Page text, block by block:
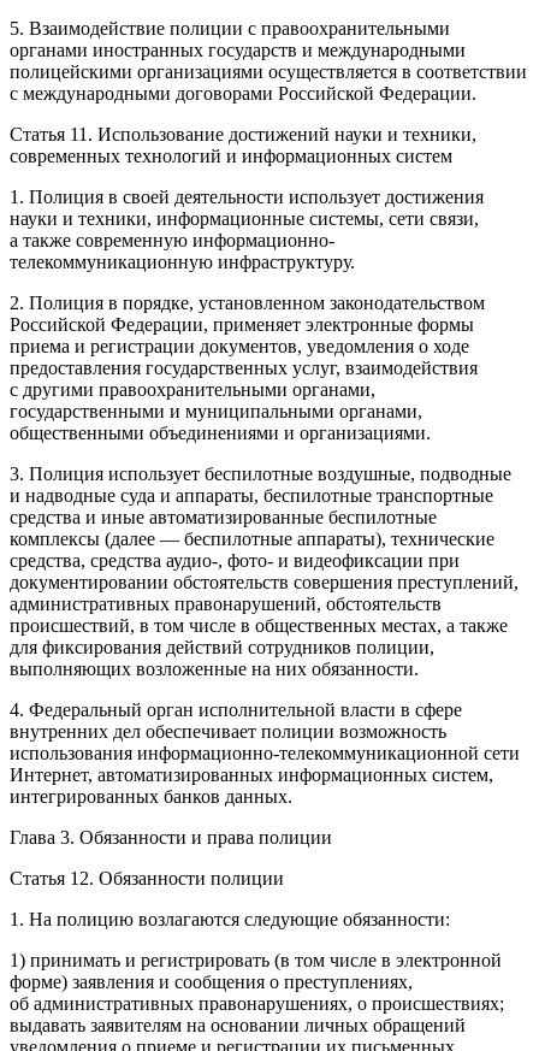
5. Взаимодействие полиции с правоохранительными
органами иностранных государств и международными
полицейскими организациями осуществляется в соответствии
с международными договорами Российской Федерации.
Статья 11. Использование достижений науки и техники,
современных технологий и информационных систем
1. Полиция в своей деятельности использует достижения
науки и техники, информационные системы, сети связи,
а также современную информационно-
телекоммуникационную инфраструктуру.
2. Полиция в порядке, установленном законодательством
Российской Федерации, применяет электронные формы
приема и регистрации документов, уведомления о ходе
предоставления государственных услуг, взаимодействия
с другими правоохранительными органами,
государственными и муниципальными органами,
общественными объединениями и организациями.
3. Полиция использует беспилотные воздушные, подводные
и надводные суда и аппараты, беспилотные транспортные
средства и иные автоматизированные беспилотные
комплексы (далее — беспилотные аппараты), технические
средства, средства аудио-, фото- и видеофиксации при
документировании обстоятельств совершения преступлений,
административных правонарушений, обстоятельств
происшествий, в том числе в общественных местах, а также
для фиксирования действий сотрудников полиции,
выполняющих возложенные на них обязанности.
4. Федеральный орган исполнительной власти в сфере
внутренних дел обеспечивает полиции возможность
использования информационно-телекоммуникационной сети
Интернет, автоматизированных информационных систем,
интегрированных банков данных.
Глава 3. Обязанности и права полиции
Статья 12. Обязанности полиции
1. На полицию возлагаются следующие обязанности:
1) принимать и регистрировать (в том числе в электронной
форме) заявления и сообщения о преступлениях,
об административных правонарушениях, о происшествиях;
выдавать заявителям на основании личных обращений